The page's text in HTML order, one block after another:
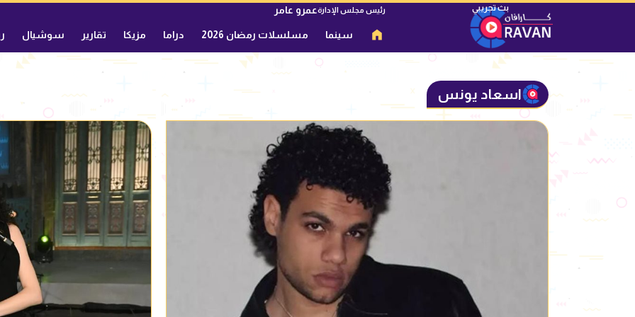
رئيس مجلس الإدارةعمرو عامر
سينما مسلسلات رمضان 2026 دراما مزيكا تقارير سوشيال
اسعاد يونس